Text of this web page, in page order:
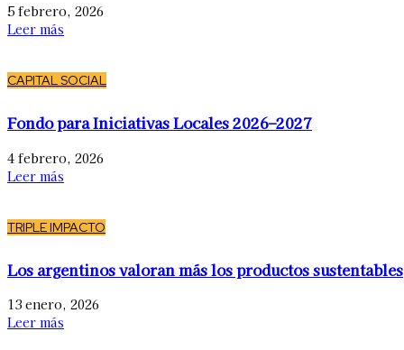
5 febrero, 2026
Leer más
CAPITAL SOCIAL
Fondo para Iniciativas Locales 2026–2027
4 febrero, 2026
Leer más
TRIPLE IMPACTO
Los argentinos valoran más los productos sustentables
13 enero, 2026
Leer más